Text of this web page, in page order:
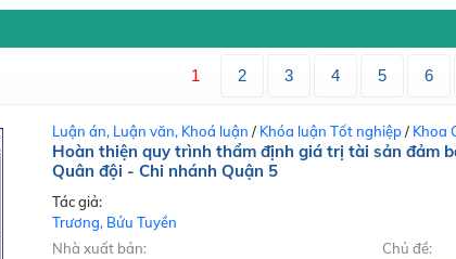
1 2 3 4 5 6
Luận án, Luận văn, Khoá luận / Khóa luận Tốt nghiệp/ Khoa
Hoàn thiện quy trình thẩm định giá trị tài sản đảm
Quân đội - Chi nhánh Quận 5
Tác giả:
Trương, Bửu Tuyền
Nhà xuất bản:
Chủ đề: